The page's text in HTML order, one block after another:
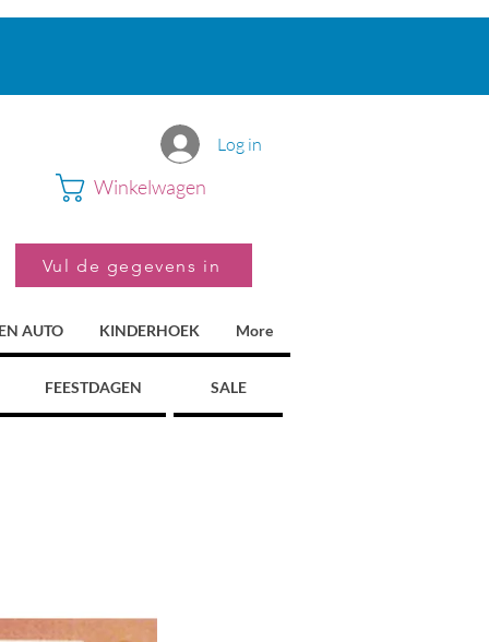
Log in
Winkelwagen
Vul de gegevens in
AUTO KINDERHOEK More
FEESTDAGEN SALE